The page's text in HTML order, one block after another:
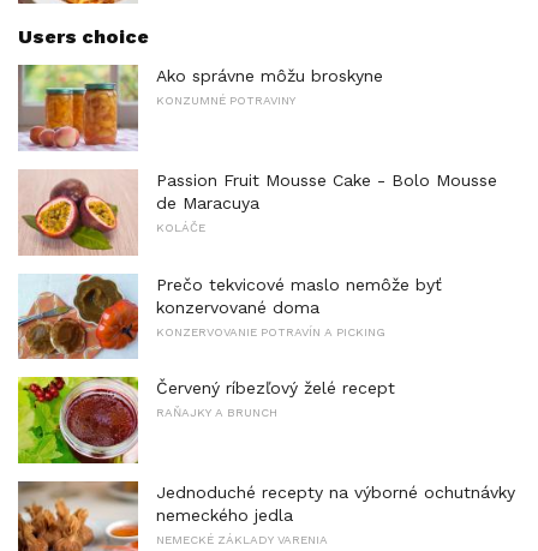
Users choice
Ako správne môžu broskyne
KONZUMNÉ POTRAVINY
Passion Fruit Mousse Cake - Bolo Mousse
de Maracuya
KOLÁČE
Prečo tekvicové maslo nemôže byť
konzervované doma
KONZERVOVANIE POTRAVÍN A PICKING
Červený ríbezľový želé recept
RAŇAJKY A BRUNCH
Jednoduché recepty na výborné ochutnávky
nemeckého jedla
NEMECKÉ ZÁKLADY VARENIA